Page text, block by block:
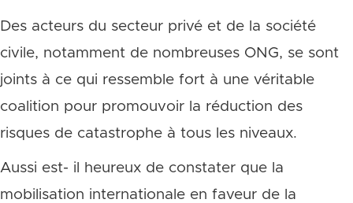
Des acteurs du secteur privé et de la société
civile, notamment de nombreuses ONG, se sont
joints à ce qui ressemble fort à une véritable
coalition pour promouvoir la réduction des
risques de catastrophe à tous les niveaux.
Aussi est- il heureux de constater que la
mobilisation internationale en faveur de la